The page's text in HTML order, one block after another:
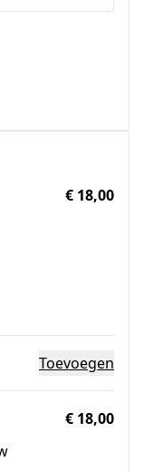
€ 18,00
Toevoegen
€ 18,00